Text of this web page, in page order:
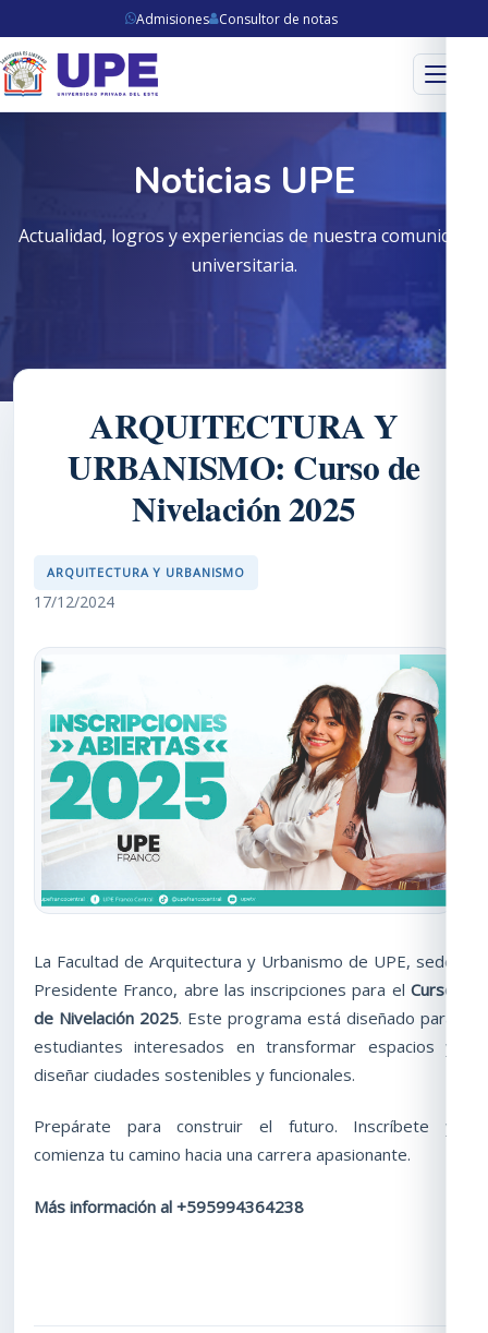
Admisiones Consultor de notas
Menú
Noticias UPE
Actualidad, logros y experiencias de nuestra comunidad
universitaria.
ARQUITECTURA Y
URBANISMO: Curso de
Nivelación 2025
ARQUITECTURA Y URBANISMO
17/12/2024
La Facultad de Arquitectura y Urbanismo de UPE, sede
Presidente Franco, abre las inscripciones para el Curso
de Nivelación 2025. Este programa está diseñado para
estudiantes interesados en transformar espacios y
diseñar ciudades sostenibles y funcionales.
Prepárate para construir el futuro. Inscríbete y
comienza tu camino hacia una carrera apasionante.
Más información al +595994364238